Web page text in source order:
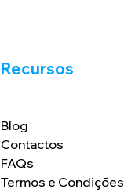
Recursos
Blog
Contactos
FAQs
Termos e Condições